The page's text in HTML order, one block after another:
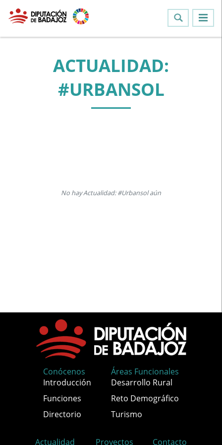
ACTUALIDAD:
#URBANSOL
No hay Actualidad: #Urbansol aún
Conócenos
Introducción
Funciones
Directorio
Áreas Funcionales
Desarrollo Rural
Reto Demográfico
Turismo
Actualidad Proyectos Contacto